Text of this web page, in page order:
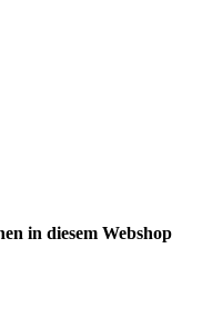
in diesem Webshop